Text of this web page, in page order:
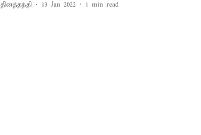
தினத்தந்தி 13 Jan 2022 1 min read